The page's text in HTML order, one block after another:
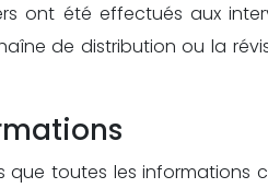
ont été effectués aux
de distribution ou la
que toutes les informations